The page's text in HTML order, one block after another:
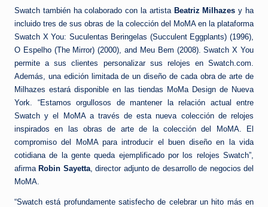
Swatch también ha colaborado con la artista Beatriz Milhazes y ha
incluido tres de sus obras de la colección del MoMA en la plataforma
Swatch X You: Suculentas Beringelas (Succulent Eggplants) (1996),
O Espelho (The Mirror) (2000), and Meu Bem (2008). Swatch X You
permite a sus clientes personalizar sus relojes en Swatch.com.
Además, una edición limitada de un diseño de cada obra de arte de
Milhazes estará disponible en las tiendas MoMa Design de Nueva
York. “Estamos orgullosos de mantener la relación actual entre
Swatch y el MoMA a través de esta nueva colección de relojes
inspirados en las obras de arte de la colección del MoMA. El
compromiso del MoMA para introducir el buen diseño en la vida
cotidiana de la gente queda ejemplificado por los relojes Swatch”,
afirmaRobin Sayetta, director adjunto de desarrollo de negocios del
MoMA.
“Swatch está profundamente satisfecho de celebrar un hito más en